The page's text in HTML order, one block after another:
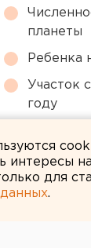
планеты
Ребенка
Участок
году
интересы
для
.